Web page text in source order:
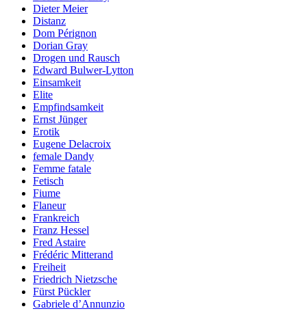
Dieter Meier
Distanz
Dom Pérignon
Dorian Gray
Drogen und Rausch
Edward Bulwer-Lytton
Einsamkeit
Elite
Empfindsamkeit
Ernst Jünger
Erotik
Eugene Delacroix
female Dandy
Femme fatale
Fetisch
Fiume
Flaneur
Frankreich
Franz Hessel
Fred Astaire
Frédéric Mitterand
Freiheit
Friedrich Nietzsche
Fürst Pückler
Gabriele d’Annunzio